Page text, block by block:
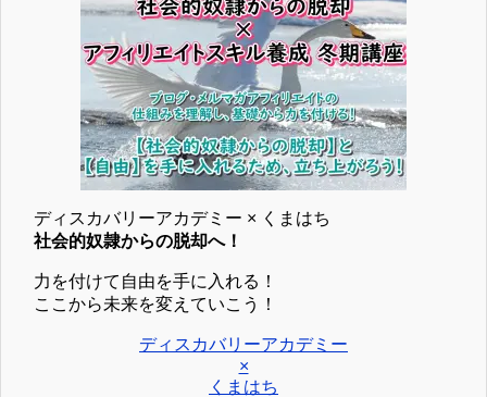
ディスカバリーアカデミー × くまはち
社会的奴隷からの脱却へ！
力を付けて自由を手に入れる！
ここから未来を変えていこう！
ディスカバリーアカデミー
×
くまはち